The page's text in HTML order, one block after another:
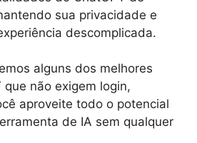
sua privacidade e
descomplicada.
alguns dos melhores
que não exigem login,
aproveite todo o potencial
de IA sem qualquer